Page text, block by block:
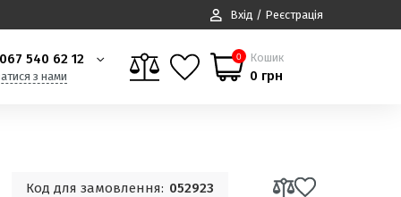
Вхід / Реєстрація
540 62 12
з нами
0 Кошик
0 грн
Код для замовлення: 052923